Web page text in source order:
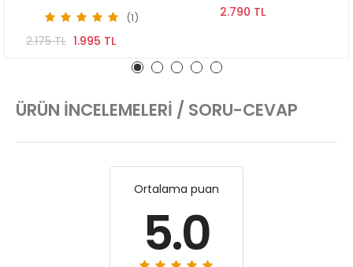
(1)
2.175 TL 1.995 TL
2.790 TL
ÜRÜN İNCELEMELERI / SORU-CEVAP
Ortalama puan
5.0